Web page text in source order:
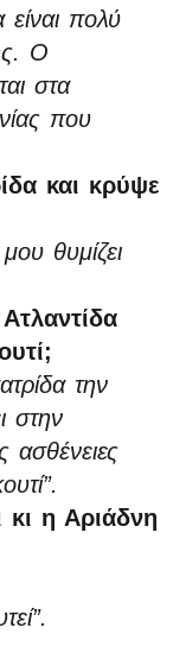
πολύ
Ο
στα
που
και κρύψε
θυμίζει
την
στην
ασθένειες
η Αριάδνη